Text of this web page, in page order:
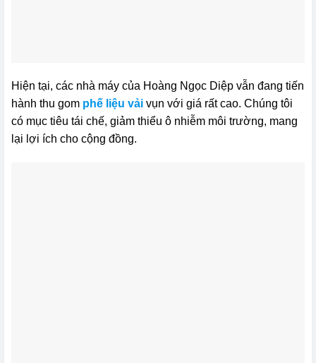
Hiện tại, các nhà máy của Hoàng Ngọc Diệp vẫn đang tiến
hành thu gom phế liệu vảivụn với giá rất cao. Chúng tôi
có mục tiêu tái chế, giảm thiểu ô nhiễm môi trường, mang
lại lợi ích cho cộng đồng.